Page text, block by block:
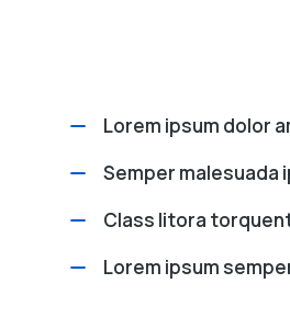
Lorem ipsum dolor
Semper malesuada
Class litora
Lorem ipsum